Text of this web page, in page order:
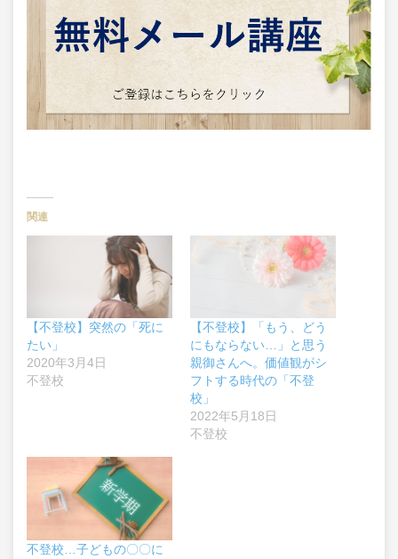
関連
【不登校】突然の「死に
たい」
2020年3月4日
不登校
【不登校】「もう、どう
にもならない…」と思う
親御さんへ。価値観がシ
フトする時代の「不登
校」
2022年5月18日
不登校
不登校…子どもの〇〇に